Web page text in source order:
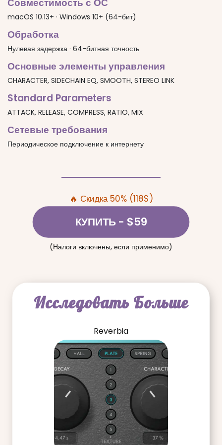
Совместимость с ОС
macOS 10.13+ · Windows 10+ (64-бит)
Обработка
Нулевая задержка · 64-битная точность
Основные элементы управления
CHARACTER, SIDECHAIN EQ, SMOOTH, STEREO LINK
Standard Parameters
ATTACK, RELEASE, COMPRESS, RATIO, MIX
Сетевые требования
Периодическое подключение к интернету
🔥 Скидка 50% (118$)
КУПИТЬ - $59
(Налоги включены, если применимо)
Исследовать Больше
Reverbia